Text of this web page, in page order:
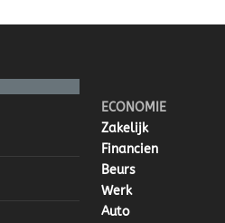
ECONOMIE
Zakelijk
Financien
Beurs
Werk
Auto